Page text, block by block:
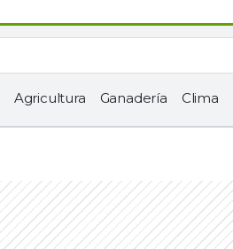
Agricultura Ganadería Clima